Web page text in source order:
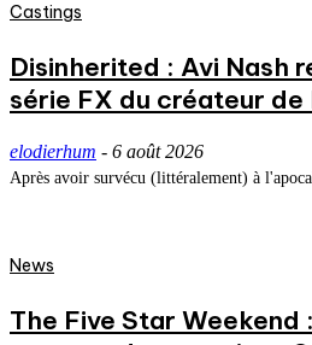
Castings
Disinherited : Avi Nash
série FX du créateur
elodierhum - 6 août 2026
Après avoir survécu (littéralement) à
News
The Five Star Weekend